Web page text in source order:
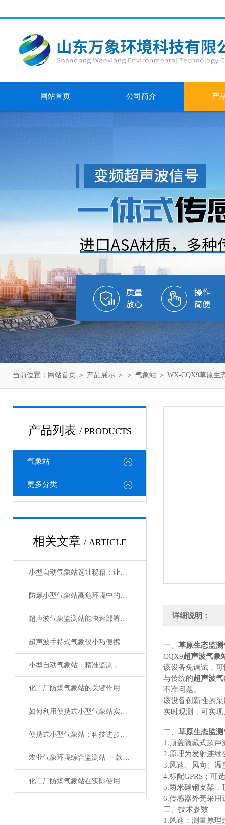
网站首页 公司简介 产
当前位置： 网站首页 ＞ 产品展示 ＞ ＞ 气象站 ＞ WX-CQX9草原生
产品列表 / PRODUCTS
气象站
更多分类
相关文章 / ARTICLE
小型自动气象站选址秘籍：让数据精准“扎根”
防爆小型气象站高危环境中的安全气象守护者
超声波气象监测站能快速部署的智慧气象设备
超声波手持式气象仪小巧便携的“气象小能手”
小型自动气象站：精准监测，助力多领域应用
化工厂防爆气象站的关键作用与运行管理
如何利用便携式小型气象站实现精准气象监测？
便携式小型气象站：科技进步带来的便利
农业气象环境综合监测站-一款春风化雨的室外超声波气象站#2022已更新
化工厂防爆气象站在实际使用中有着7大功能特点
详细说明：
一、 草原生态监
CQX9超声波气象
该设备免调试，
与传统的超声波
不准问题。
该设备创新性的
实时观测，可实
二、 草原生态监
1.顶盖隐藏式超
2.原理为发射连
3.风速、风向、
4.标配GPRS；可
5.两米碳钢支架
6.传感器外壳采用
三、技术参数
1.风速：测量原理